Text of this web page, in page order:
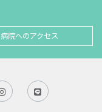
病院へのアクセス